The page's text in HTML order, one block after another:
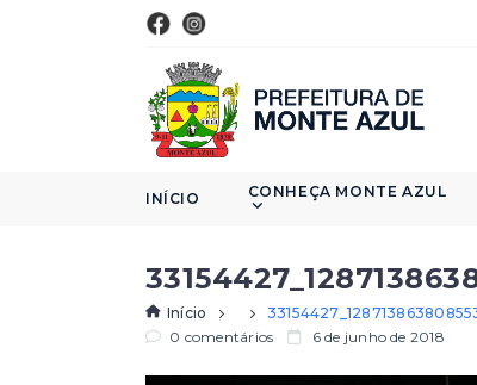
INÍCIO CONHEÇA MONTE AZUL
Início
0 comentários
6 de junho de 2018